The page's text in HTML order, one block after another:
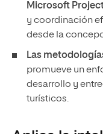
Microsoft
y coordinación
desde la
Las
promueve un
desarrollo y
turísticos.